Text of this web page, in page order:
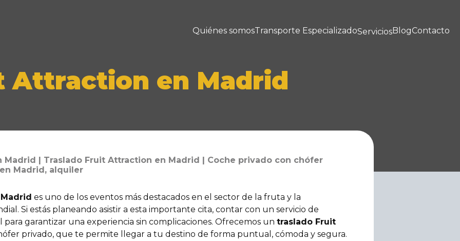
Quiénes somosTransporte EspecializadoServiciosBlogContacto
Attraction en Madrid
| Traslado Fruit Attraction en Madrid | Coche privado con chófer
Madrid, alquiler
es uno de los eventos más destacados en el sector de la fruta y la
Si estás planeando asistir a esta importante cita, contar con un servicio de
para garantizar una experiencia sin complicaciones. Ofrecemos un traslado Fruit
privado, que te permite llegar a tu destino de forma puntual, cómoda y segura.